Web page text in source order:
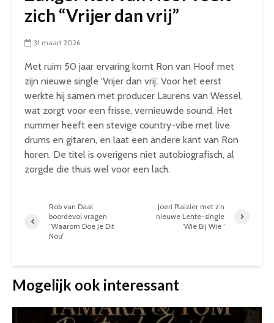
zich “Vrijer dan vrij”
31 maart 2026
Met ruim 50 jaar ervaring komt Ron van Hoof met
zijn nieuwe single ‘Vrijer dan vrij’. Voor het eerst
werkte hij samen met producer Laurens van Wessel,
wat zorgt voor een frisse, vernieuwde sound. Het
nummer heeft een stevige country-vibe met live
drums en gitaren, en laat een andere kant van Ron
horen. De titel is overigens niet autobiografisch, al
zorgde die thuis wel voor een lach.
Rob van Daal
boordevol vragen
“Waarom Doe Je Dit
Nou”
Joeri Plaizier met z’n
nieuwe Lente-single
‘Wie Bij Wie ‘
Mogelijk ook interessant